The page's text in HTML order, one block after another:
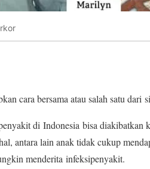
cara bersama atau salah satu dari
di Indonesia bisa diakibatkan
antara lain anak tidak cukup
menderita infeksipenyakit.